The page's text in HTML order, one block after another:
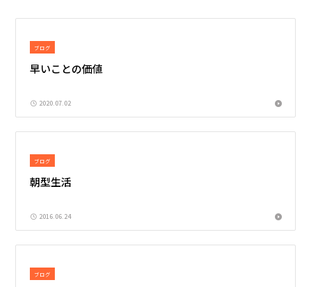
ブログ
早いことの価値
2020.07.02
ブログ
朝型生活
2016.06.24
ブログ